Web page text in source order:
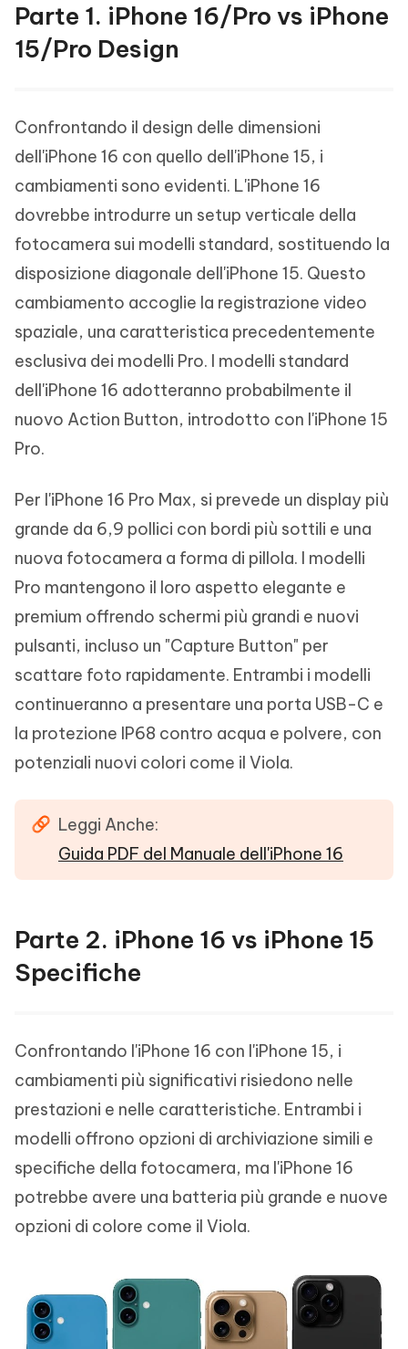
Parte 1. iPhone 16/Pro vs iPhone
15/Pro Design
Confrontando il design delle dimensioni
dell'iPhone 16 con quello dell'iPhone 15, i
cambiamenti sono evidenti. L'iPhone 16
dovrebbe introdurre un setup verticale della
fotocamera sui modelli standard, sostituendo la
disposizione diagonale dell'iPhone 15. Questo
cambiamento accoglie la registrazione video
spaziale, una caratteristica precedentemente
esclusiva dei modelli Pro. I modelli standard
dell'iPhone 16 adotteranno probabilmente il
nuovo Action Button, introdotto con l'iPhone 15
Pro.
Per l'iPhone 16 Pro Max, si prevede un display più
grande da 6,9 pollici con bordi più sottili e una
nuova fotocamera a forma di pillola. I modelli
Pro mantengono il loro aspetto elegante e
premium offrendo schermi più grandi e nuovi
pulsanti, incluso un "Capture Button" per
scattare foto rapidamente. Entrambi i modelli
continueranno a presentare una porta USB-C e
la protezione IP68 contro acqua e polvere, con
potenziali nuovi colori come il Viola.
Leggi Anche:
Guida PDF del Manuale dell'iPhone 16
Parte 2. iPhone 16 vs iPhone 15
Specifiche
Confrontando l'iPhone 16 con l'iPhone 15, i
cambiamenti più significativi risiedono nelle
prestazioni e nelle caratteristiche. Entrambi i
modelli offrono opzioni di archiviazione simili e
specifiche della fotocamera, ma l'iPhone 16
potrebbe avere una batteria più grande e nuove
opzioni di colore come il Viola.